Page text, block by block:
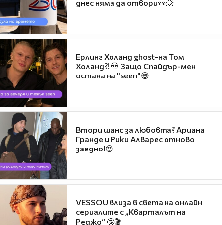
днес няма да отвори👀💥
Ерлинг Холанд ghost-на Том
Холанд?! 💀 Защо Спайдър-мен
остана на "seen"😅
Втори шанс за любовта? Ариана
Гранде и Рики Алварес отново
заедно!😍
VESSOU влиза в света на онлайн
сериалите с „Кварталът на
Реджо“ 🤩🎬